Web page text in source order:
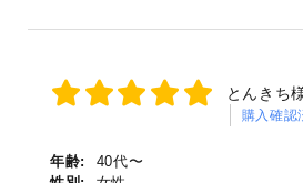
とんきち
購入確認
年齢:
40代〜